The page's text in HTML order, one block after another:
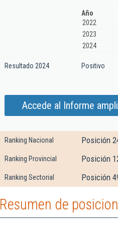
Año
2022
2023
2024
Resultado 2024 Positivo
Accede al Informe
Ranking Nacional Posición
Ranking Provincial Posición
Ranking Sectorial Posición
Resumen de